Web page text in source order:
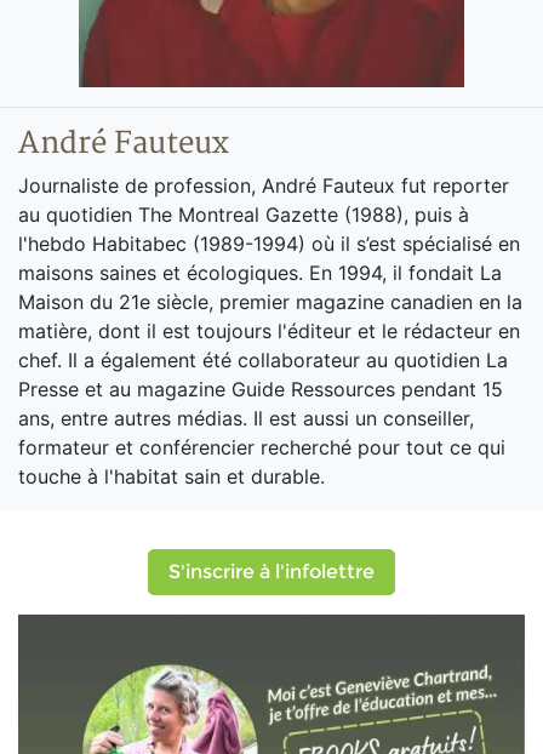
André Fauteux
Journaliste de profession, André Fauteux fut reporter
au quotidien The Montreal Gazette (1988), puis à
l'hebdo Habitabec (1989-1994) où il s’est spécialisé en
maisons saines et écologiques. En 1994, il fondait La
Maison du 21e siècle, premier magazine canadien en la
matière, dont il est toujours l'éditeur et le rédacteur en
chef. Il a également été collaborateur au quotidien La
Presse et au magazine Guide Ressources pendant 15
ans, entre autres médias. Il est aussi un conseiller,
formateur et conférencier recherché pour tout ce qui
touche à l'habitat sain et durable.
S'inscrire à l'infolettre